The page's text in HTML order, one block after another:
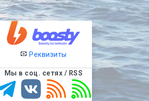
Реквизиты
Мы в соц. сетях / RSS